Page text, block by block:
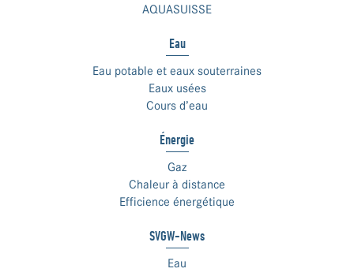
AQUASUISSE
Eau
Eau potable et eaux souterraines
Eaux usées
Cours d’eau
Énergie
Gaz
Chaleur à distance
Efficience énergétique
SVGW-News
Eau